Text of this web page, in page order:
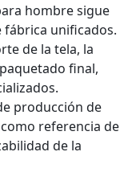
hombre sigue
unificados.
de la tela, la
final,
producción de
referencia de
de la